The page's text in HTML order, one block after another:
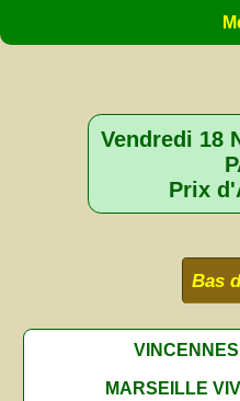
Vendredi 18
Prix
Bas
VINCENNES
MARSEILLE